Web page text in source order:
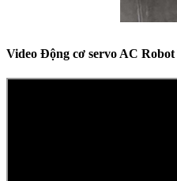
Video Động cơ servo AC